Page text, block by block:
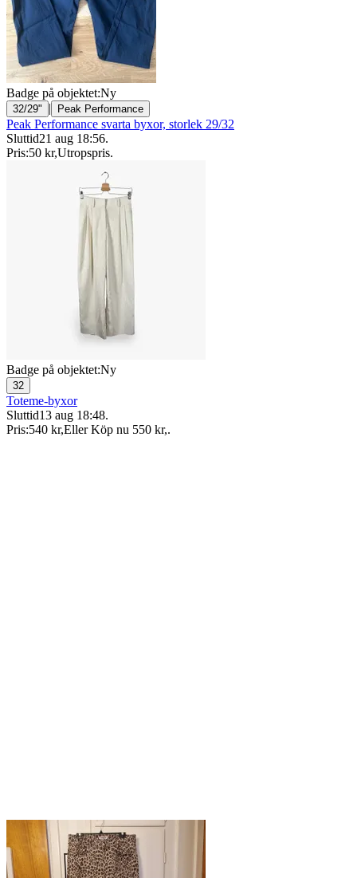
Badge på objektet:Ny
32/29" | Peak Performance
Peak Performance svarta byxor, storlek 29/32
Sluttid21 aug 18:56.
Pris:50 kr,Utropspris.
Badge på objektet:Ny
32
Toteme-byxor
Sluttid13 aug 18:48.
Pris:540 kr,Eller Köp nu 550 kr,.